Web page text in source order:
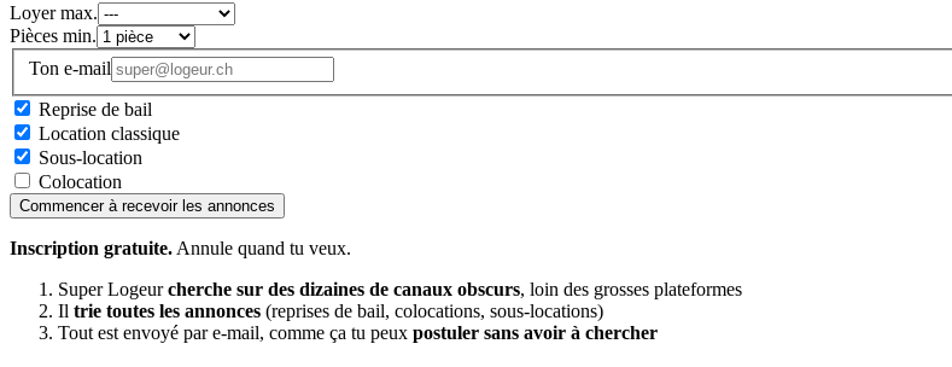
Loyer max.
Pièces min.
Ton e-mail
Reprise de bail
Location classique
Sous-location
Colocation
Commencer à recevoir les annonces
Inscription gratuite. Annule quand tu veux.
Super Logeurcherche sur des dizaines de canaux obscurs, loin des grosses plateformes
Il trie toutes les annonces (reprises de bail, colocations, sous-locations)
Tout est envoyé par e-mail, comme ça tu peux postuler sans avoir à chercher